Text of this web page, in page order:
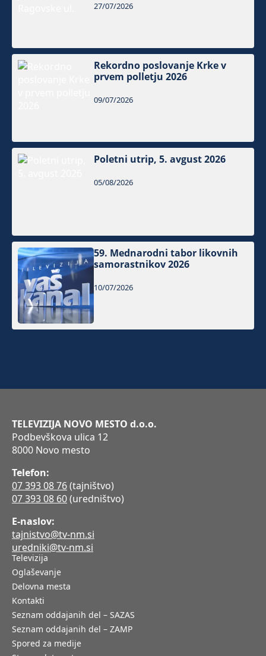
27/07/2026
Rekordno poslovanje Krke v
prvem polletju 2026
09/07/2026
Poletni utrip, 5. avgust 2026
05/08/2026
59. Mednarodni tabor likovnih
samorastnikov 2026
10/07/2026
TELEVIZIJA NOVO MESTO d.o.o.
Podbevškova ulica 12
8000 Novo mesto
Telefon:
07 393 08 76(tajništvo)
07 393 08 60(uredništvo)
E-naslov:
tajnistvo@tv-nm.si
uredniki@tv-nm.si
Televizija
Oglaševanje
Delovna mesta
Kontakti
Seznam oddajanih del – SAZAS
Seznam oddajanih del – ZAMP
Spored za medije